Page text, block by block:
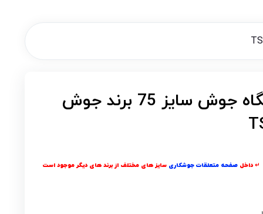
کانکتور نری دستگاه جوش سایز 75 برند جوش
↵ داخل صفحه متعلقات جوشکاری سایز های مختلف از برند های دیگر موجود است